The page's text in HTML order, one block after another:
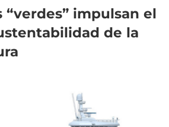
“verdes” impulsan el
de la